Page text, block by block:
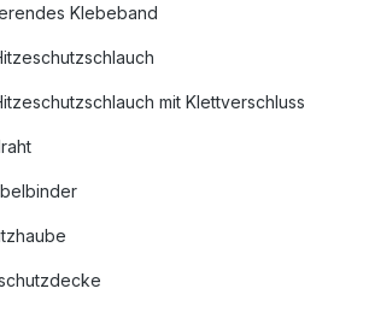
Klebeband
mit Klettverschluss